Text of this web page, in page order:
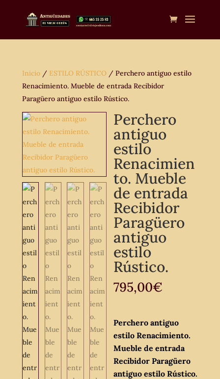
Inicio/ ESTILO RÚSTICO/ Perchero antiguo estilo
Renacimiento. Mueble de entrada Recibidor
Paragüero antiguo estilo Rústico.
Perchero
antiguo
estilo
Renacimien
to. Mueble
de entrada
Recibidor
Paragüero
antiguo
estilo
Rústico.
795,00€
Perchero antiguo
estilo Renacimiento.
Mueble de entrada
Recibidor Paragüero
antiguo estilo Rústico.